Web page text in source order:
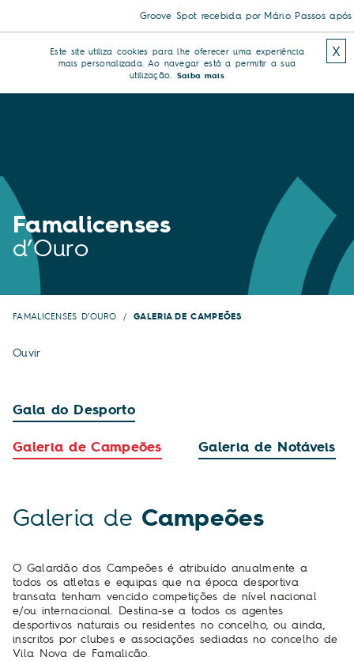
Groove Spot recebida por Mário Passos após
Este site utiliza cookies para lhe oferecer uma experiência
mais personalizada. Ao navegar está a permitir a sua
utilização. Saiba mais
X
Famalicenses
d’Ouro
FAMALICENSES D’OURO GALERIA DE CAMPEÕES
Ouvir
Gala do Desporto
Galeria de Campeões
Galeria de Notáveis
Galeria de Campeões
O Galardão dos Campeões é atribuído anualmente a
todos os atletas e equipas que na época desportiva
transata tenham vencido competições de nível nacional
e/ou internacional. Destina-se a todos os agentes
desportivos naturais ou residentes no concelho, ou ainda,
inscritos por clubes e associações sediadas no concelho de
Vila Nova de Famalicão.